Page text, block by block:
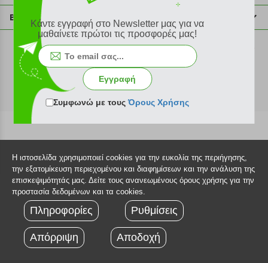
info@plus4u.gr
Η εταιρία
Σημεία παραλαβής
Ευκαιρίες καριέρας
Όροι χρήσης
Sitemap
Βοήθεια
Εξέλιξη παραγγελίας
Τρόποι παραγγελίας
Τρόποι πληρωμής
Τρόποι αποστολής
Πολιτική επιστροφών
Τεχνική υποστήριξη
©2026 Plus4u.gr
Κάντε εγγραφή στο Newsletter μας για να
μαθαίνετε πρώτοι τις προσφορές μας!
Εγγραφή
Συμφωνώ με τουςΌρους Χρήσης
Η ιστοσελίδα χρησιμοποιεί cookies για την ευκολία της περιήγησης,
την εξατομίκευση περιεχομένου και διαφημίσεων και την ανάλυση της
επισκεψιμότητάς μας. Δείτε τους ανανεωμένους όρους χρήσης για την
προστασία δεδομένων και τα cookies.
Πληροφορίες Ρυθμίσεις
Απόρριψη Αποδοχή